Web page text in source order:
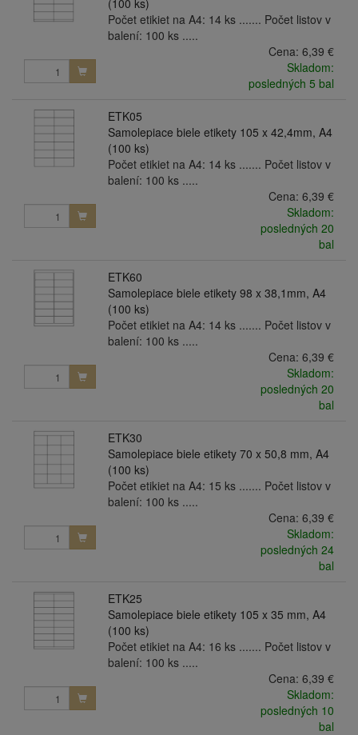
(100 ks)
Počet etikiet na A4: 14 ks ....... Počet listov v
balení: 100 ks .....
Cena: 6,39 €
Skladom:
posledných 5 bal
ETK05
Samolepiace biele etikety 105 x 42,4mm, A4
(100 ks)
Počet etikiet na A4: 14 ks ....... Počet listov v
balení: 100 ks .....
Cena: 6,39 €
Skladom:
posledných 20
bal
ETK60
Samolepiace biele etikety 98 x 38,1mm, A4
(100 ks)
Počet etikiet na A4: 14 ks ....... Počet listov v
balení: 100 ks .....
Cena: 6,39 €
Skladom:
posledných 20
bal
ETK30
Samolepiace biele etikety 70 x 50,8 mm, A4
(100 ks)
Počet etikiet na A4: 15 ks ....... Počet listov v
balení: 100 ks .....
Cena: 6,39 €
Skladom:
posledných 24
bal
ETK25
Samolepiace biele etikety 105 x 35 mm, A4
(100 ks)
Počet etikiet na A4: 16 ks ....... Počet listov v
balení: 100 ks .....
Cena: 6,39 €
Skladom:
posledných 10
bal